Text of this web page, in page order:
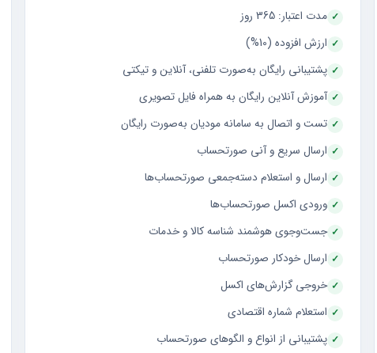
مدت اعتبار: 365 روز
ارزش افزوده (10%)
پشتیبانی رایگان به‌صورت تلفنی، آنلاین و تیکتی
آموزش آنلاین رایگان به همراه فایل تصویری
تست و اتصال به سامانه مودیان به‌صورت رایگان
ارسال سریع و آنی صورتحساب
ارسال و استعلام دسته‌جمعی صورتحساب‌ها
ورودی اکسل صورتحساب‌ها
جست‌وجوی هوشمند شناسه کالا و خدمات
ارسال خودکار صورتحساب
خروجی گزارش‌های اکسل
استعلام شماره اقتصادی
پشتیبانی از انواع و الگوهای صورتحساب